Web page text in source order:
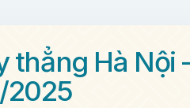
thẳng Hà Nội
2025